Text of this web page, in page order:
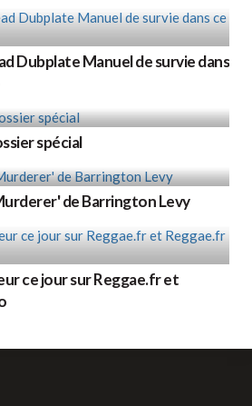
Dubplate Manuel de survie dans
spécial
de Barrington Levy
ce jour sur Reggae.fr et